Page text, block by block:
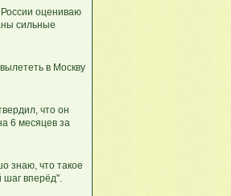
оцениваю
сильные
в Москву
что он
6 месяцев за
знаю, что такое
шаг вперёд".